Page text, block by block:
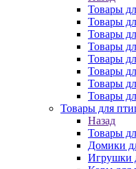
Товары
Товары
Товары
Товары
Товары
Товары
Товары
Товары
Товары для
Назад
Товары
Домики
Игрушки